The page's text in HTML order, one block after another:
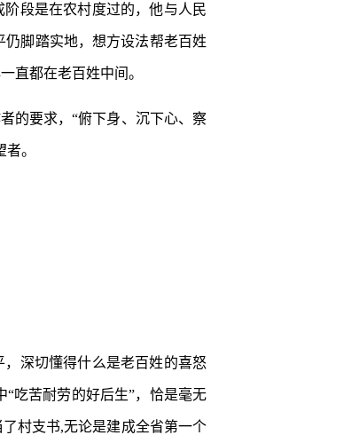
段是在农村度过的，他与人民
脚踏实地，想方设法帮老百姓
直都在老百姓中间。
的要求，“俯下身、沉下心、察
。
深切懂得什么是老百姓的喜怒
吃苦耐劳的好后生”，恰是毫无
村支书,无论是建成全省第一个